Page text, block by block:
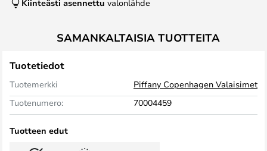
Kiinteästi asennettu valonlähde
SAMANKALTAISIA TUOTTEITA
Tuotetiedot
Tuotemerkki
Piffany Copenhagen Valaisimet
Tuotenumero:
70004459
Tuotteen edut